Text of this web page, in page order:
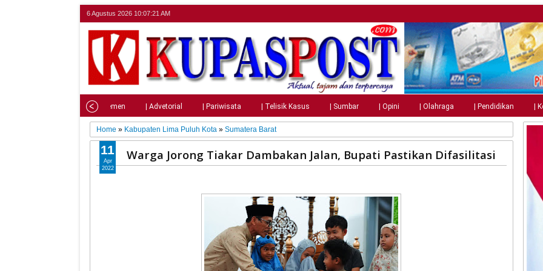
6 Agustus 2026 10:07:22 AM
| Parlemen | Advetorial | Pariwisata | Telisik Kasus | Sumbar | Opini | Olahraga | Pendidikan |
Home » Kabupaten Lima Puluh Kota »Sumatera Barat
Warga Jorong Tiakar Dambakan Jalan, Bupati Pastikan Difasilitasi
11
Apr
2022